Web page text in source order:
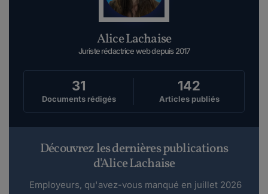
Alice Lachaise
Juriste rédactrice web depuis 2017
31
Documents rédigés
142
Articles publiés
Découvrez les dernières publications
d'Alice Lachaise
Employeurs, qu'avez-vous manqué en juillet 2026